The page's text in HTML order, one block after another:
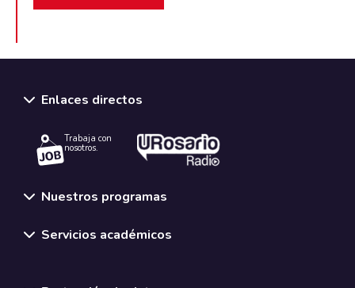
Enlaces directos
Trabaja con
nosotros.
Nuestros programas
Servicios académicos